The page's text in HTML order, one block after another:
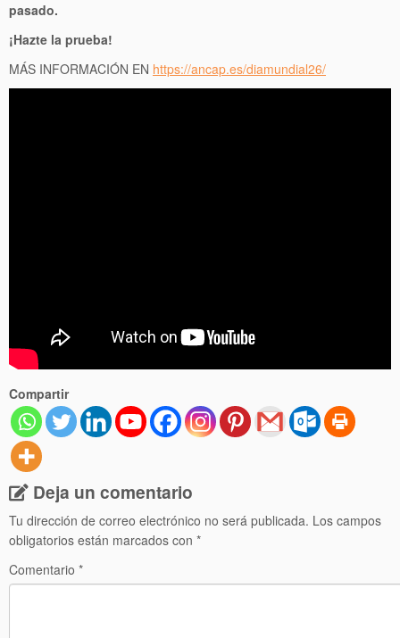
pasado.
¡Hazte la prueba!
MÁS INFORMACIÓN EN https://ancap.es/diamundial26/
Compartir
Deja un comentario
Tu dirección de correo electrónico no será publicada. Los campos
obligatorios están marcados con *
Comentario *